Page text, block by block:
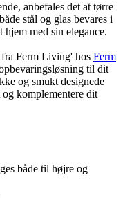
anbefales det at tørre
stål og glas bevares i
med sin elegance.
Ferm Living' hos Ferm
til dit
og smukt designede
komplementere dit
både til højre og